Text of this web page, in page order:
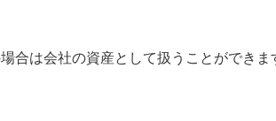
合は会社の資産として扱うことができま